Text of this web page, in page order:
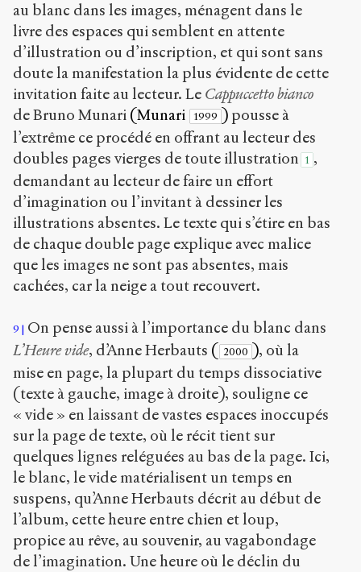
au blanc dans les images, ménagent dans le
livre des espaces qui semblent en attente
d’illustration ou d’inscription, et qui sont sans
doute la manifestation la plus évidente de cette
invitation faite au lecteur. Le Cappuccetto bianco
de Bruno Munari (Munari 1999 ) pousse à
l’extrême ce procédé en offrant au lecteur des
doubles pages vierges de toute illustration 1 ,
demandant au lecteur de faire un effort
d’imagination ou l’invitant à dessiner les
illustrations absentes. Le texte qui s’étire en bas
de chaque double page explique avec malice
que les images ne sont pas absentes, mais
cachées, car la neige a tout recouvert.
9
On pense aussi à l’importance du blanc dans
L’Heure vide, d’Anne Herbauts ( 2000 ), où la
mise en page, la plupart du temps dissociative
(texte à gauche, image à droite), souligne ce
« vide » en laissant de vastes espaces inoccupés
sur la page de texte, où le récit tient sur
quelques lignes reléguées au bas de la page. Ici,
le blanc, le vide matérialisent un temps en
suspens, qu’Anne Herbauts décrit au début de
l’album, cette heure entre chien et loup,
propice au rêve, au souvenir, au vagabondage
de l’imagination. Une heure où le déclin du